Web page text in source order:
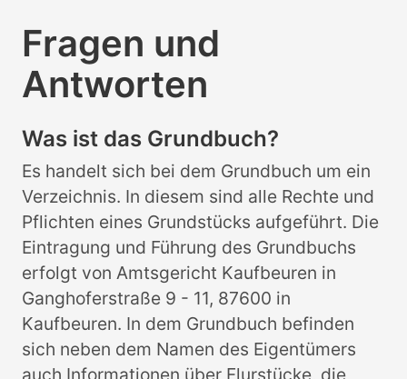
Fragen und
Antworten
Was ist das Grundbuch?
Es handelt sich bei dem Grundbuch um ein
Verzeichnis. In diesem sind alle Rechte und
Pflichten eines Grundstücks aufgeführt. Die
Eintragung und Führung des Grundbuchs
erfolgt von Amtsgericht Kaufbeuren in
Ganghoferstraße 9 - 11, 87600 in
Kaufbeuren. In dem Grundbuch befinden
sich neben dem Namen des Eigentümers